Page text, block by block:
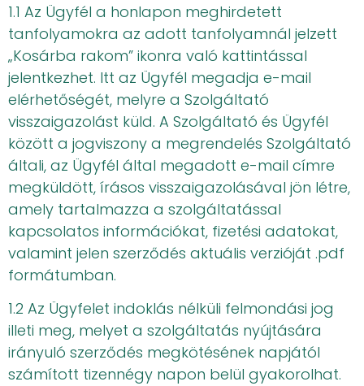
1.1 Az Ügyfél a honlapon meghirdetett
tanfolyamokra az adott tanfolyamnál jelzett
„Kosárba rakom” ikonra való kattintással
jelentkezhet. Itt az Ügyfél megadja e-mail
elérhetőségét, melyre a Szolgáltató
visszaigazolást küld. A Szolgáltató és Ügyfél
között a jogviszony a megrendelés Szolgáltató
általi, az Ügyfél által megadott e-mail címre
megküldött, írásos visszaigazolásával jön létre,
amely tartalmazza a szolgáltatással
kapcsolatos információkat, fizetési adatokat,
valamint jelen szerződés aktuális verzióját .pdf
formátumban.
1.2 Az Ügyfelet indoklás nélküli felmondási jog
illeti meg, melyet a szolgáltatás nyújtására
irányuló szerződés megkötésének napjától
számított tizennégy napon belül gyakorolhat.